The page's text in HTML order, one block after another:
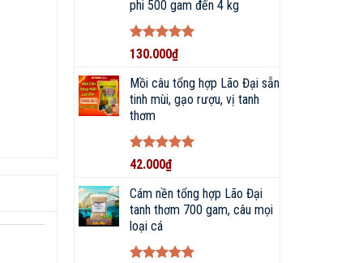
rất
phi 500 gam đến 4 kg
Được xếp
hạng55
sao
130.000₫
Mồi câu tổng hợp Lão Đại sẵn
tinh mùi, gạo rượu, vị tanh
thơm
Được xếp
hạng55
sao
42.000₫
Cám nền tổng hợp Lão Đại
tanh thơm 700 gam, câu mọi
loại cá